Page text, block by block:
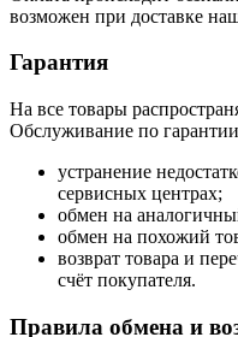
возможен при доставке
Гарантия
На все товары
Обслуживание по
устранение
сервисных центрах;
обмен на
обмен на похожий
возврат товара и
счёт покупателя.
Правила обмена и